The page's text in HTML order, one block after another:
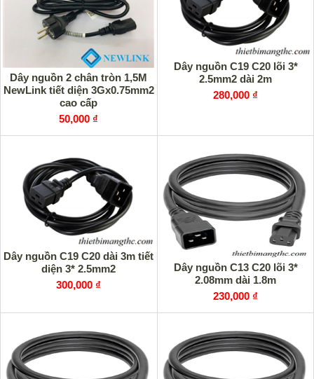
Dây nguồn 2 chân tròn 1,5M
NewLink tiết diện 3Gx0.75mm2
cao cấp
50,000 ₫
Dây nguồn C19 C20 lõi 3*
2.5mm2 dài 2m
280,000 ₫
Dây nguồn C19 C20 dài 3m tiết
diện 3* 2.5mm2
300,000 ₫
Dây nguồn C13 C20 lõi 3*
2.08mm dài 1.8m
230,000 ₫